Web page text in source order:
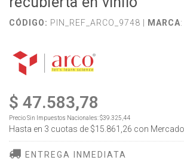
CÓDIGO: PIN_REF_ARCO_9748 | MARCA:
$ 47.583,78
Precio Sin Impuestos Nacionales:$39.325,44
Hasta en 3 cuotas de $15.861,26 con
ENTREGA INMEDIATA